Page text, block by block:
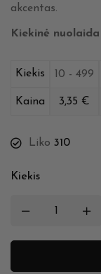
akcentas.
Kiekinė nuolaida
Kiekis 10 - 499
Kaina 3,35 €
Liko 310
Kiekis